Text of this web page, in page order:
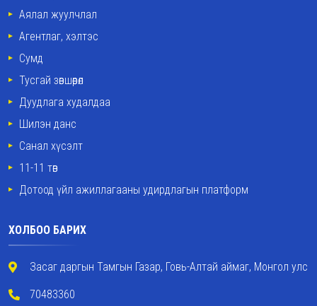
Аялал жуулчлал
Агентлаг, хэлтэс
Сумд
Тусгай зөвшөөрөл
Дуудлага худалдаа
Шилэн данс
Санал хүсэлт
11-11 төв
Дотоод үйл ажиллагааны удирдлагын платформ
ХОЛБОО БАРИХ
Засаг даргын Тамгын Газар, Говь-Алтай аймаг, Монгол улс
70483360